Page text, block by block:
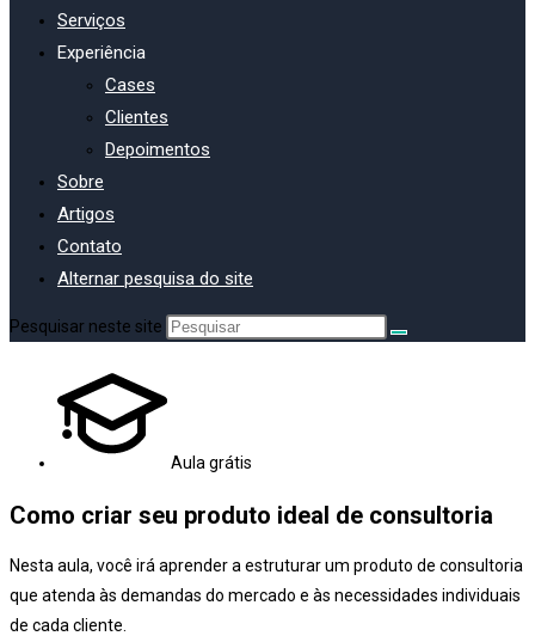
Serviços
Experiência
Cases
Clientes
Depoimentos
Sobre
Artigos
Contato
Alternar pesquisa do site
Pesquisar neste site
Aula grátis
Como criar seu produto ideal de consultoria
Nesta aula, você irá aprender a estruturar um produto de consultoria
que atenda às demandas do mercado e às necessidades individuais
de cada cliente.